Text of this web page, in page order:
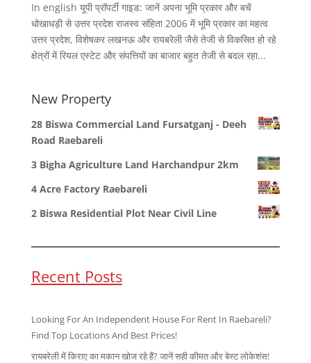
In english यूपी प्रॉपर्टी गाइड: जानें अपना भूमि प्रकार और बचें
धोखाधड़ी से उत्तर प्रदेश राजस्व संहिता 2006 में भूमि प्रकार का महत्व
उत्तर प्रदेश, विशेषकर लखनऊ और रायबरेली जैसे तेजी से विकसित हो रहे
क्षेत्रों में रियल एस्टेट और संपत्तियों का बाजार बहुत तेजी से बदल रहा...
New Property
28 Biswa Commercial Land Fursatganj - Deeh
Road Raebareli
3 Bigha Agriculture Land Harchandpur 2km
4 Acre Factory Raebareli
2 Biswa Residential Plot Near Civil Line
Recent Posts
Looking For An Independent House For Rent In Raebareli?
Find Top Locations And Best Prices!
रायबरेली में किराए का मकान खोज रहे हैं? जानें सही कीमत और बेस्ट लोकेशंस!